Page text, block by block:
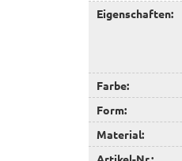
Eigenschaften:
Farbe:
Form:
Material: